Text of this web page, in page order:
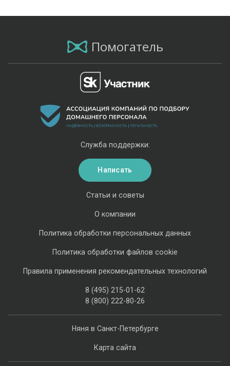
Помогатель
Няня в Санкт-Петербурге
Карта сайта
Статьи и советы
О компании
Политика обработки персональных данных
Политика обработки файлов cookie
Правила применения рекомендательных технологий
8 (495) 215-01-62
8 (800) 222-80-26
Служба поддержки:
Написать